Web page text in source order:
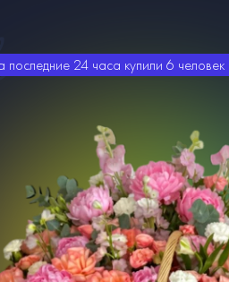
последние 24 часа купили 6 человек